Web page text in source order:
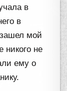
в
в
мой
никого не
ему о